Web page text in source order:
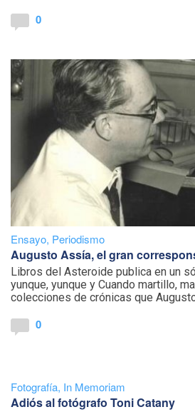
0
Ensayo, Periodismo
Augusto Assía, el gran
Libros del Asteroide publica en un
yunque, yunque y Cuando martillo,
colecciones de crónicas que
0
Fotografía, In Memoriam
Adiós al fotógrafo Toni Catany